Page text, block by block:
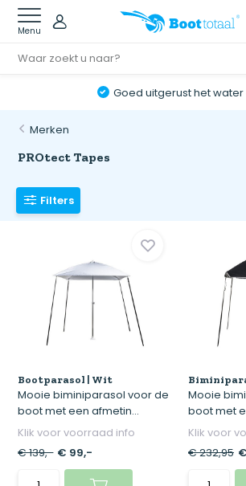
Menu
Goed uitgerust het water
Merken
PROtect Tapes
Filters
Bootparasol | Wit
Mooie biminiparasol voor de
boot met een afmetin...
Klik voor voorraad info
€ 139,- € 99,-
Mooie
boot met
Klik voor
€ 232,95